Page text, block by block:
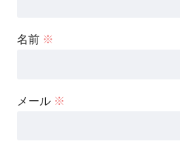
名前 ※
メール ※